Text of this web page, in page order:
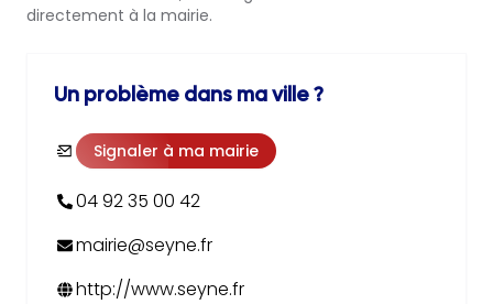
directement à la mairie.
Un problème dans ma ville ?
Signaler à ma mairie
04 92 35 00 42
mairie@seyne.fr
http://www.seyne.fr